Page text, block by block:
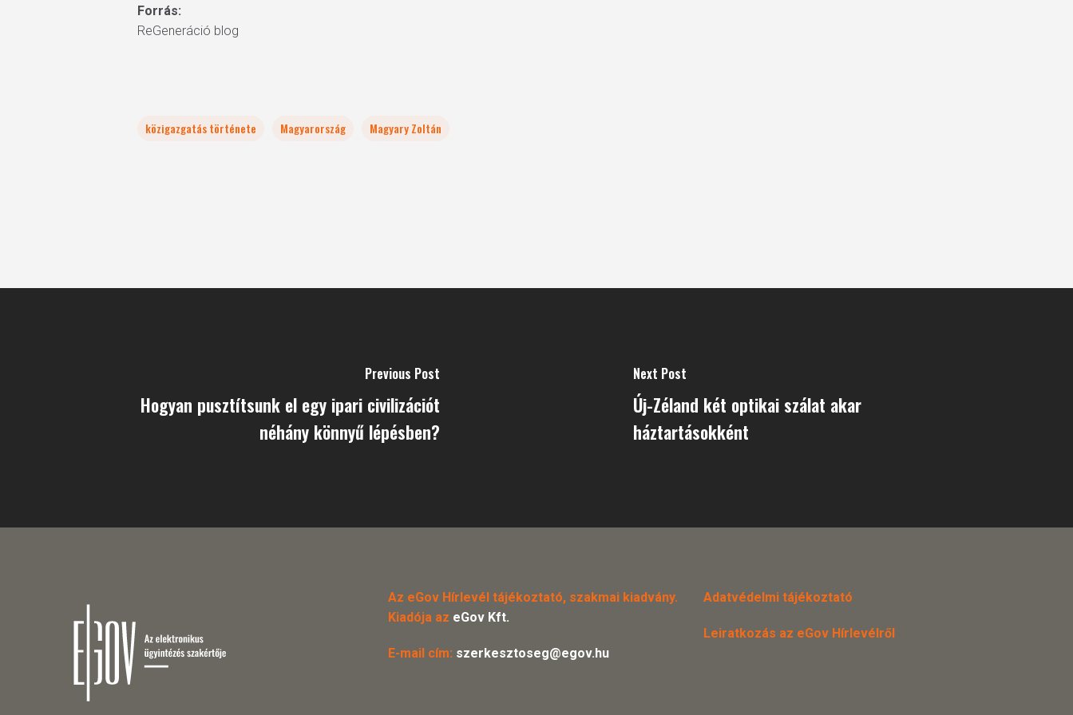
Forrás:
ReGeneráció blog
közigazgatás története Magyarország Magyary Zoltán
Previous Post
Hogyan pusztítsunk el egy ipari civilizációt
néhány könnyű lépésben?
Next Post
Új-Zéland két optikai szálat akar
háztartásokként
Az eGov Hírlevél tájékoztató, szakmai kiadvány.
Kiadója az eGov Kft.
E-mail cím: szerkesztoseg@egov.hu
Adatvédelmi tájékoztató
Leiratkozás az eGov Hírlevélről